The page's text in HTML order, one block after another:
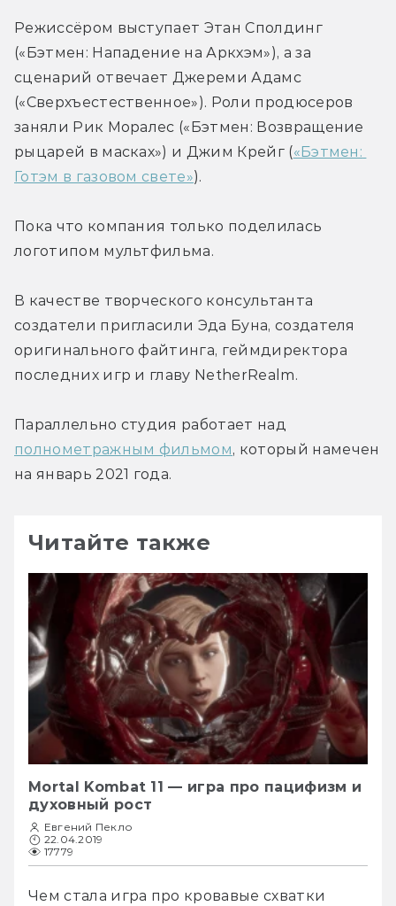
Режиссёром выступает Этан Сполдинг
(«Бэтмен: Нападение на Аркхэм»), а за
сценарий отвечает Джереми Адамс
(«Сверхъестественное»). Роли продюсеров
заняли Рик Моралес («Бэтмен: Возвращение
рыцарей в масках») и Джим Крейг («Бэтмен:
Готэм в газовом свете»).
Пока что компания только поделилась
логотипом мультфильма.
В качестве творческого консультанта
создатели пригласили Эда Буна, создателя
оригинального файтинга, геймдиректора
последних игр и главу NetherRealm.
полнометражным фильмом, который намечен
на январь 2021 года.
Читайте также
Mortal Kombat 11 — игра про пацифизм и
духовный рост
Евгений Пекло
22.04.2019
17779
Чем стала игра про кровавые схватки